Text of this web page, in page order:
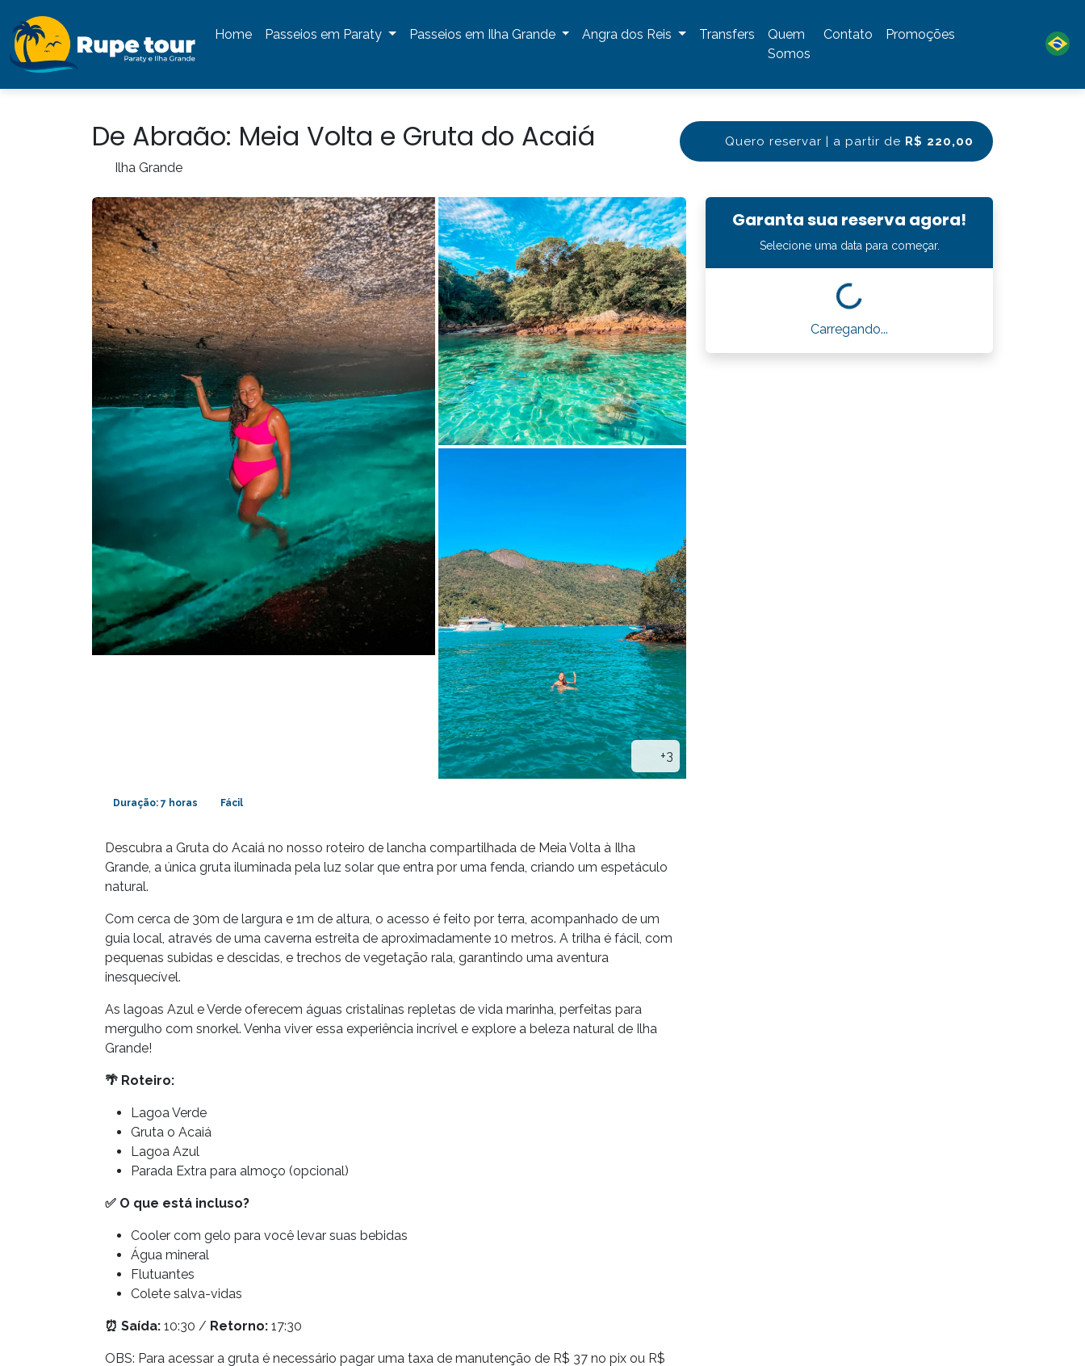
Home Passeios em Paraty Passeios em Ilha Grande Angra dos Reis Transfers
Quem
Somos
Contato Promoções
Quero reservar | a partir de R$ 220,00
De Abraão: Meia Volta e Gruta do Acaiá
Ilha Grande
+3
Duração: 7 horas Fácil
Descubra a Gruta do Acaiá no nosso roteiro de lancha compartilhada de Meia Volta à Ilha
Grande, a única gruta iluminada pela luz solar que entra por uma fenda, criando um espetáculo
natural.
Com cerca de 30m de largura e 1m de altura, o acesso é feito por terra, acompanhado de um
guia local, através de uma caverna estreita de aproximadamente 10 metros. A trilha é fácil, com
pequenas subidas e descidas, e trechos de vegetação rala, garantindo uma aventura
inesquecível.
As lagoas Azul e Verde oferecem águas cristalinas repletas de vida marinha, perfeitas para
mergulho com snorkel. Venha viver essa experiência incrível e explore a beleza natural de Ilha
Grande!
🌴 Roteiro:
Lagoa Verde
Gruta o Acaiá
Lagoa Azul
Parada Extra para almoço (opcional)
✅ O que está incluso?
Cooler com gelo para você levar suas bebidas
Água mineral
Flutuantes
Colete salva-vidas
⏰ Saída: 10:30 / Retorno: 17:30
OBS: Para acessar a gruta é necessário pagar uma taxa de manutenção de R$ 37 no pix ou R$
Garanta sua reserva agora!
Selecione uma data para começar.
Carregando...